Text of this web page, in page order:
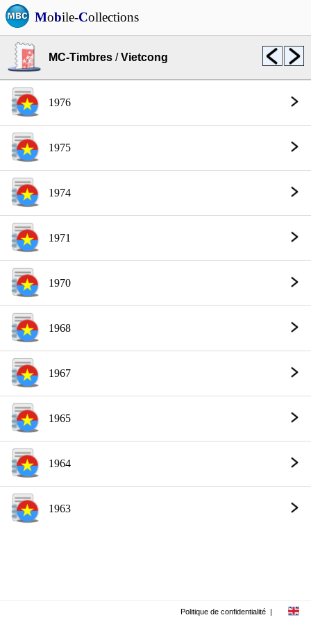
Mobile-Collections
MC-Timbres /Vietcong
1976
1975
1974
1971
1970
1968
1967
1965
1964
1963
Politique de confidentialité |